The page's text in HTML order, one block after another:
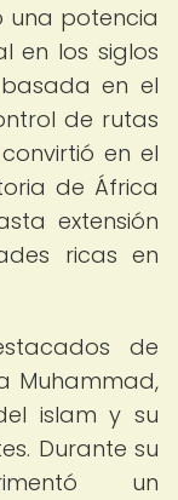
una potencia
en los siglos
en el
de rutas
en el
de África
extensión
ricas en
de
Muhammad,
islam y su
Durante su
un